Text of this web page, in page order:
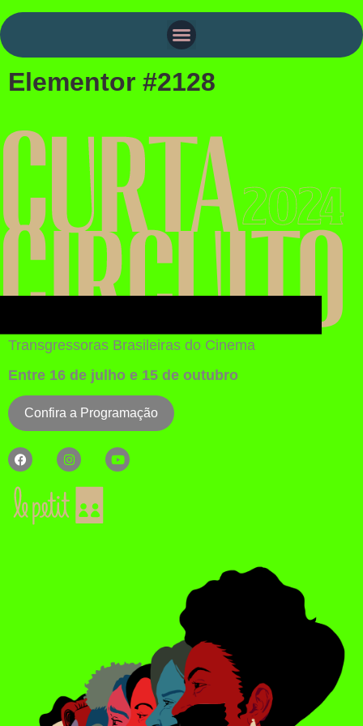
Elementor #2128
Transgressoras Brasileiras do Cinema
Entre 16 de julho e 15 de outubro
Confira a Programação